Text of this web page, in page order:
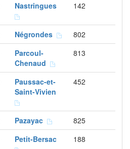
Nastringues 142
Négrondes
802
Parcoul-
Chenaud
813
Paussac-et-
Saint-Vivien
452
Pazayac
825
Petit-Bersac 188